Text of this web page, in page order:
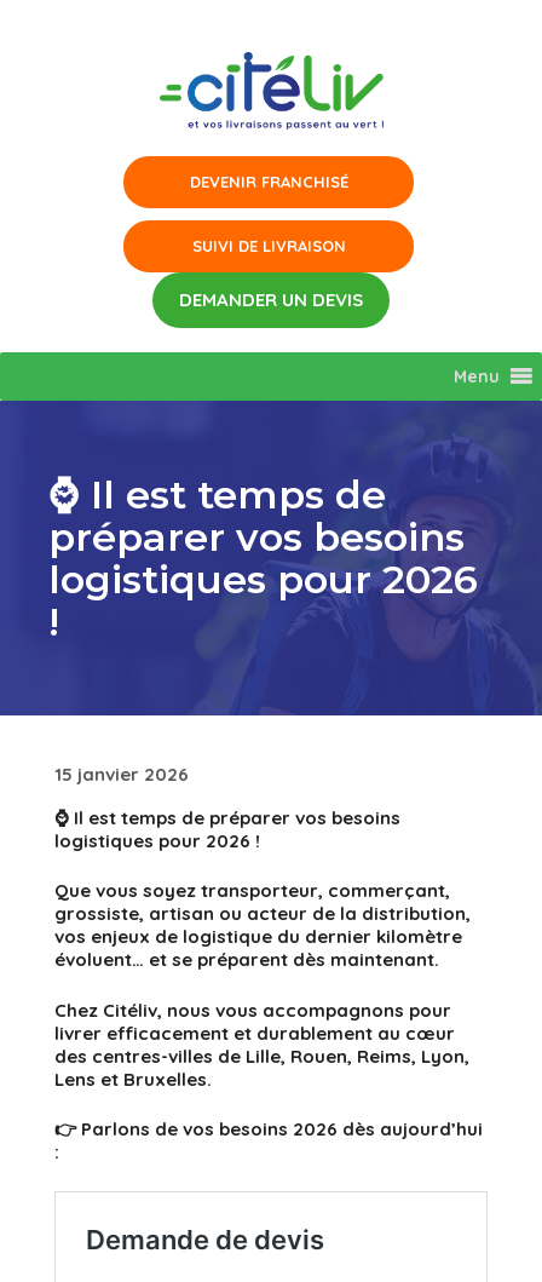
Menu
⌚ Il est temps de
préparer vos besoins
logistiques pour 2026
!
15 janvier 2026
⌚ Il est temps de préparer vos besoins
logistiques pour 2026 !
Que vous soyez transporteur, commerçant,
grossiste, artisan ou acteur de la distribution,
vos enjeux de logistique du dernier kilomètre
évoluent… et se préparent dès maintenant.
Chez Citéliv, nous vous accompagnons pour
livrer efficacement et durablement au cœur
des centres-villes de Lille, Rouen, Reims, Lyon,
Lens et Bruxelles.
👉 Parlons de vos besoins 2026 dès aujourd’hui
: